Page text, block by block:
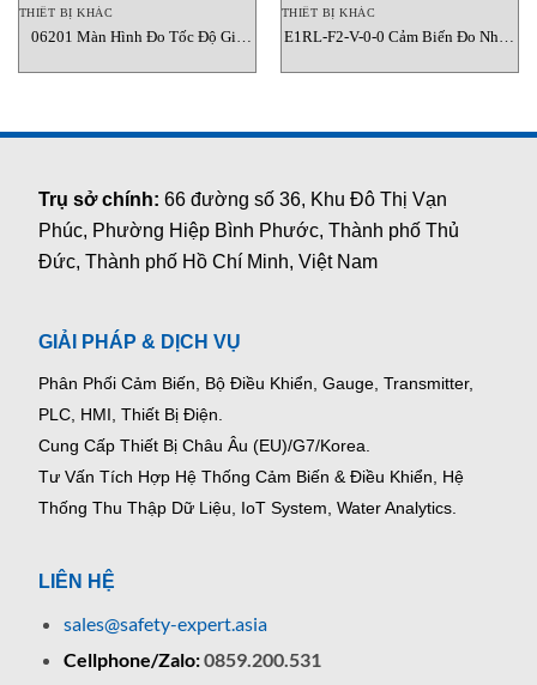
THIẾT BỊ KHÁC
06201 Màn Hình Đo Tốc Độ Gió
THIẾT BỊ KHÁC
E1RL-F2-V-0-0 Cảm Biến Đo Nhiệt
Trụ sở chính:66 đường số 36, Khu Đô Thị Vạn
Phúc, Phường Hiệp Bình Phước, Thành phố Thủ
Đức, Thành phố Hồ Chí Minh, Việt Nam
GIẢI PHÁP & DỊCH VỤ
Phân Phối Cảm Biến, Bộ Điều Khiển, Gauge, Transmitter,
PLC, HMI, Thiết Bị Điện.
Cung Cấp Thiết Bị Châu Âu (EU)/G7/Korea.
Tư Vấn Tích Hợp Hệ Thống Cảm Biến & Điều Khiển, Hệ
Thống Thu Thập Dữ Liệu, IoT System, Water Analytics.
LIÊN HỆ
sales@safety-expert.asia
Cellphone/Zalo:0859.200.531